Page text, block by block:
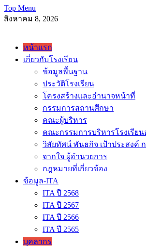
Skip
to
Top Menu
สิงหาคม 8, 2026
โรงเรียนอุดพิชัยรักษ์พิทยา
หน้าแรก
เกี่ยวกับโรงเรียน
ข้อมูลพื้นฐาน
ประวัติโรงเรียน
โครงสร้างและอำนาจหน้าที่
กรรมการสถานศึกษา
คณะผู้บริหาร
คณะกรรมการบริหารโรงเรีย
วิสัยทัศน์ พันธกิจ เป้าประสงค์
จากใจ ผู้อำนวยการ
กฎหมายที่เกี่ยวข้อง
ข้อมูล-ITA
ITA ปี 2568
ITA ปี 2567
ITA ปี 2566
ITA ปี 2565
บุคลากร